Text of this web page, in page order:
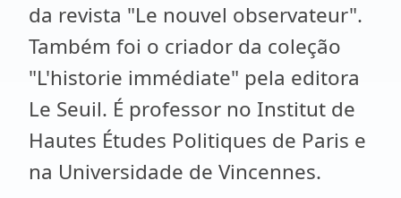
da revista "Le nouvel observateur".
Também foi o criador da coleção
"L'historie immédiate" pela editora
Le Seuil. É professor no Institut de
Hautes Études Politiques de Paris e
na Universidade de Vincennes.